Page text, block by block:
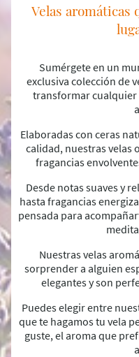
Velas aromáticas
Sumérgete en un
exclusiva colección de
transformar cualquier
Elaboradas con ceras
calidad, nuestras velas
fragancias
Desde notas suaves y
hasta fragancias
pensada para
Nuestras velas
sorprender a alguien
elegantes y son
Puedes elegir entre
que te hagamos tu vela
guste, el aroma que